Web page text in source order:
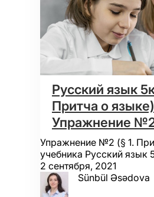
Русский язык
Притча о
Упражнение
Упражнение №2 (§ 1.
учебника Русский язык
2 сентября, 2021
Sünbül Əsədova